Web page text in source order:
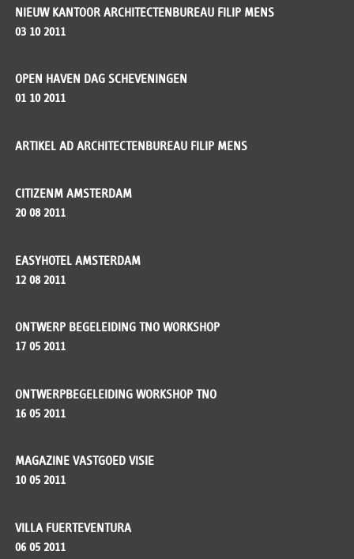
NIEUW KANTOOR ARCHITECTENBUREAU FILIP MENS
03 10 2011
OPEN HAVEN DAG SCHEVENINGEN
01 10 2011
ARTIKEL AD ARCHITECTENBUREAU FILIP MENS
CITIZENM AMSTERDAM
20 08 2011
EASYHOTEL AMSTERDAM
12 08 2011
ONTWERP BEGELEIDING TNO WORKSHOP
17 05 2011
ONTWERPBEGELEIDING WORKSHOP TNO
16 05 2011
MAGAZINE VASTGOED VISIE
10 05 2011
VILLA FUERTEVENTURA
06 05 2011